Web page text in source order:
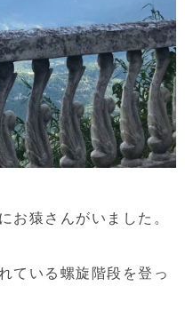
お猿さんがいました。
ている螺旋階段を登っ